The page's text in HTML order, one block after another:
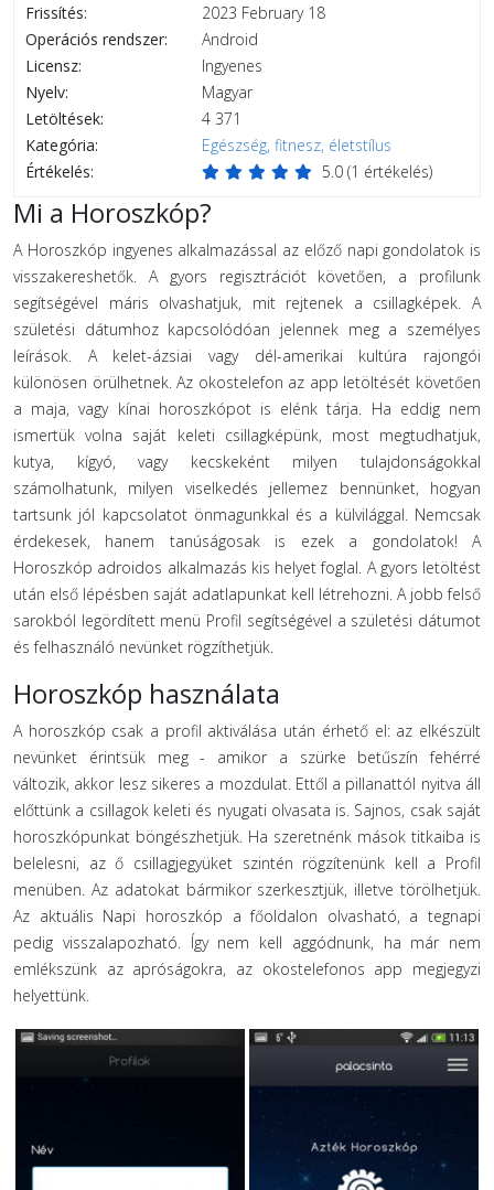
Frissítés:
2023 February 18
Operációs rendszer:
Android
Licensz:
Ingyenes
Nyelv:
Magyar
Letöltések:
4 371
Kategória:
Egészség, fitnesz, életstílus
Értékelés:
5.0 (1 értékelés)
Mi a Horoszkóp?
A Horoszkóp ingyenes alkalmazással az előző napi gondolatok is
visszakereshetők. A gyors regisztrációt követően, a profilunk
segítségével máris olvashatjuk, mit rejtenek a csillagképek. A
születési dátumhoz kapcsolódóan jelennek meg a személyes
leírások. A kelet-ázsiai vagy dél-amerikai kultúra rajongói
különösen örülhetnek. Az okostelefon az app letöltését követően
a maja, vagy kínai horoszkópot is elénk tárja. Ha eddig nem
ismertük volna saját keleti csillagképünk, most megtudhatjuk,
kutya, kígyó, vagy kecskeként milyen tulajdonságokkal
számolhatunk, milyen viselkedés jellemez bennünket, hogyan
tartsunk jól kapcsolatot önmagunkkal és a külvilággal. Nemcsak
érdekesek, hanem tanúságosak is ezek a gondolatok! A
Horoszkóp adroidos alkalmazás kis helyet foglal. A gyors letöltést
után első lépésben saját adatlapunkat kell létrehozni. A jobb felső
sarokból legördített menü Profil segítségével a születési dátumot
és felhasználó nevünket rögzíthetjük.
Horoszkóp használata
A horoszkóp csak a profil aktiválása után érhető el: az elkészült
nevünket érintsük meg - amikor a szürke betűszín fehérré
változik, akkor lesz sikeres a mozdulat. Ettől a pillanattól nyitva áll
előttünk a csillagok keleti és nyugati olvasata is. Sajnos, csak saját
horoszkópunkat böngészhetjük. Ha szeretnénk mások titkaiba is
belelesni, az ő csillagjegyüket szintén rögzítenünk kell a Profil
menüben. Az adatokat bármikor szerkesztjük, illetve törölhetjük.
Az aktuális Napi horoszkóp a főoldalon olvasható, a tegnapi
pedig visszalapozható. Így nem kell aggódnunk, ha már nem
emlékszünk az apróságokra, az okostelefonos app megjegyzi
helyettünk.